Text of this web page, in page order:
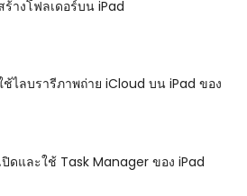
ร้างโฟลเดอร์บน iPad
ช้ไลบรารีภาพถ่าย iCloud บน iPad ของ
ปิดและใช้ Task Manager ของ iPad